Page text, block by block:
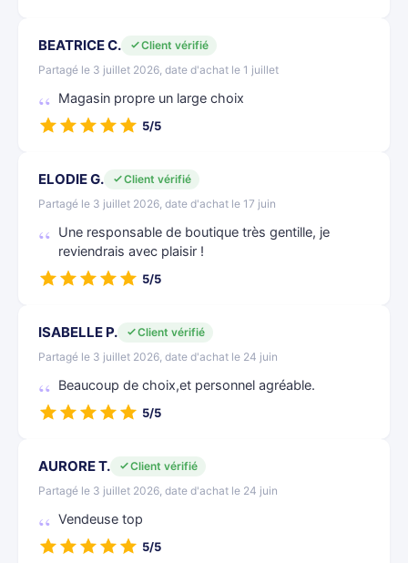
BEATRICE C.
Client vérifié
Partagé le 3 juillet 2026, date d'achat le 1 juillet
Magasin propre un large choix
5/5
ELODIE G.
Client vérifié
Partagé le 3 juillet 2026, date d'achat le 17 juin
Une responsable de boutique très gentille, je
reviendrais avec plaisir !
5/5
ISABELLE P.
Client vérifié
Partagé le 3 juillet 2026, date d'achat le 24 juin
Beaucoup de choix,et personnel agréable.
5/5
AURORE T.
Client vérifié
Partagé le 3 juillet 2026, date d'achat le 24 juin
Vendeuse top
5/5